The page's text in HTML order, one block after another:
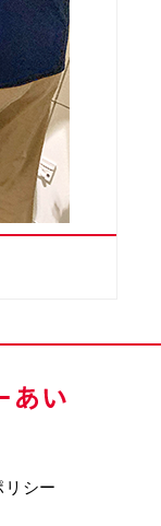
シー